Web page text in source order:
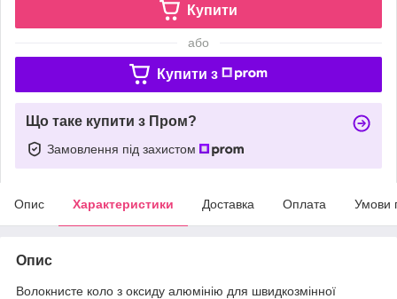
Купити
або
Купити з
Що таке купити з Пром?
Замовлення під захистом
Опис Характеристики Доставка Оплата Умови
Опис
Волокнисте коло з оксиду алюмінію для швидкозмінної